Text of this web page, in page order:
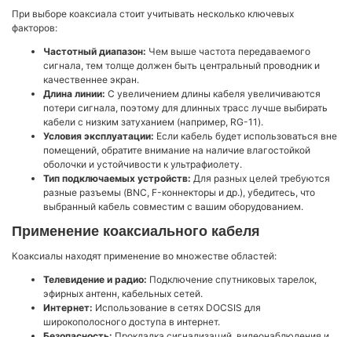
При выборе коаксиала стоит учитывать несколько ключевых
факторов:
Частотный диапазон: Чем выше частота передаваемого
сигнала, тем толще должен быть центральный проводник и
качественнее экран.
Длина линии: С увеличением длины кабеля увеличиваются
потери сигнала, поэтому для длинных трасс лучше выбирать
кабели с низким затуханием (например, RG-11).
Условия эксплуатации: Если кабель будет использоваться вне
помещений, обратите внимание на наличие влагостойкой
оболочки и устойчивости к ультрафиолету.
Тип подключаемых устройств: Для разных целей требуются
разные разъемы (BNC, F-коннекторы и др.), убедитесь, что
выбранный кабель совместим с вашим оборудованием.
Применение коаксиального кабеля
Коаксиалы находят применение во множестве областей:
Телевидение и радио: Подключение спутниковых тарелок,
эфирных антенн, кабельных сетей.
Интернет: Использование в сетях DOCSIS для
широкополосного доступа в интернет.